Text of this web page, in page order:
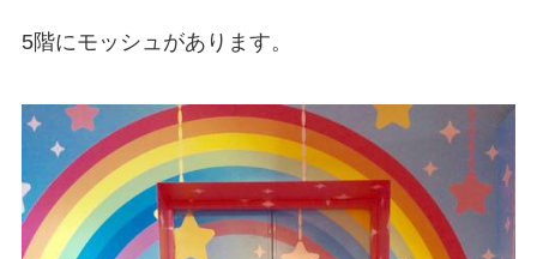
5階にモッシュがあります。